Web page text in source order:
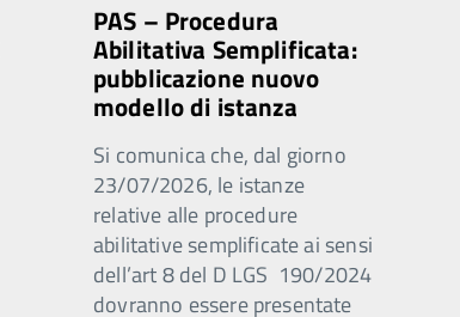
PAS – Procedura
Abilitativa Semplificata:
pubblicazione nuovo
modello di istanza
Si comunica che, dal giorno
23/07/2026, le istanze
relative alle procedure
abilitative semplificate ai sensi
dell’art 8 del D LGS 190/2024
dovranno essere presentate